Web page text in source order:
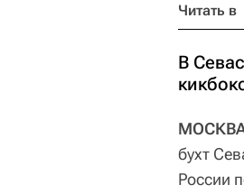
Читать в
В
бухт
России